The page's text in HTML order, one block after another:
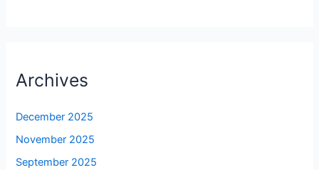
Archives
December 2025
November 2025
September 2025